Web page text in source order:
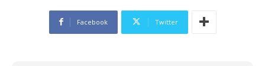
Facebook Twitter